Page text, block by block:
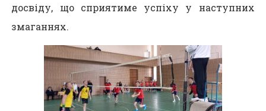
досвіду, що сприятиме успіху у наступних
змаганнях.